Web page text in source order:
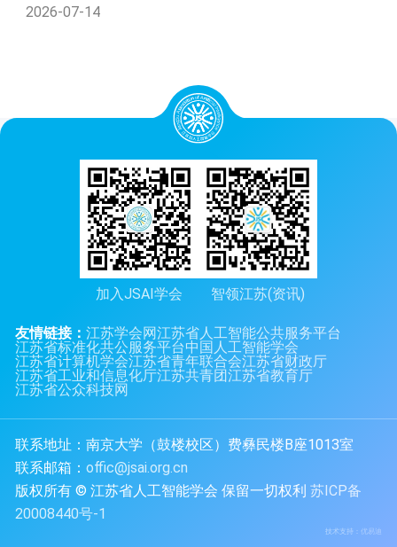
2026-07-14
加入JSAI学会 智领江苏(资讯)
友情链接：江苏学会网江苏省人工智能公共服务平台
江苏省标准化共公服务平台中国人工智能学会
江苏省计算机学会江苏省青年联合会江苏省财政厅
江苏省工业和信息化厅江苏共青团江苏省教育厅
江苏省公众科技网
联系地址：南京大学（鼓楼校区）费彝民楼B座1013室
联系邮箱：offic@jsai.org.cn
版权所有 © 江苏省人工智能学会 保留一切权利苏ICP备
20008440号-1
技术支持： 优易迪